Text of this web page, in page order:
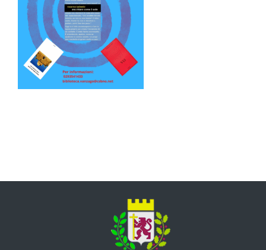
VIVERE VANZAGO
COMUNICAZIONE